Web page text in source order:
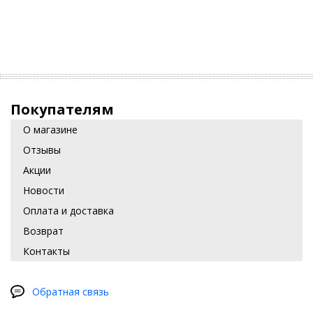
Покупателям
О магазине
Отзывы
Акции
Новости
Оплата и доставка
Возврат
Контакты
Обратная связь